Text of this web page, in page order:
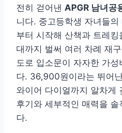
전히 걷어낸 APGR 남녀공
니다. 중고등학생 자녀들
부터 시작해 산책과 트레
대까지 벌써 여러 차례 재
도로 입소문이 자자한 가성
다. 36,900원이라는 뛰어
와이어 다이얼까지 알차게
후기와 세부적인 매력을
다.